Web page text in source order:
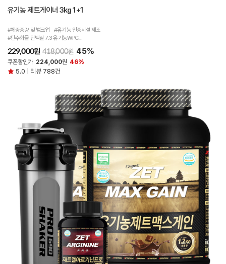
유기농 제트게이너 3kg 1+1
#체중증량 및 벌크업 #유기농 인증시설 제조
#탄수화물 단백질 7:3 유기농WPC...
229,000원 418,000원 45%
쿠폰할인가 224,000원 46%
5.0 | 리뷰 788건